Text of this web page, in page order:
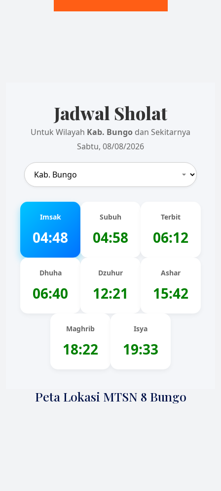
Jadwal Sholat
Untuk Wilayah Kab. Bungo dan Sekitarnya
Sabtu, 08/08/2026
Imsak
04:48
Subuh
04:58
Terbit
06:12
Dhuha
06:40
Dzuhur
12:21
Ashar
15:42
Maghrib
18:22
Isya
19:33
Peta Lokasi MTSN 8 Bungo